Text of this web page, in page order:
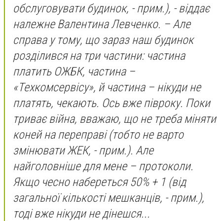
обслуговувати будинок, - прим.), - віддає
належне Валентина Левченко. –Але
справа у тому, що зараз наш будинок
розділився на три частини: частина
платить ОЖБК, частина –
«Техкомсервісу», й частина – нікуди не
платять, чекають. Ось вже півроку. Поки
триває війна, вважаю, що не треба міняти
коней на переправі(тобто не варто
змінювати ЖЕК, - прим.). Але
найголовніше для мене – протоколи.
Якщо чесно набереться 50% + 1 (від
загальної кількості мешканців, - прим.),
тоді вже нікуди не дінешся...